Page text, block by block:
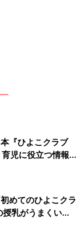
『ひよこクラブ
児に役立つ情報が
めてのひよこクラ
授乳がうまくい
トラブル 解決テ